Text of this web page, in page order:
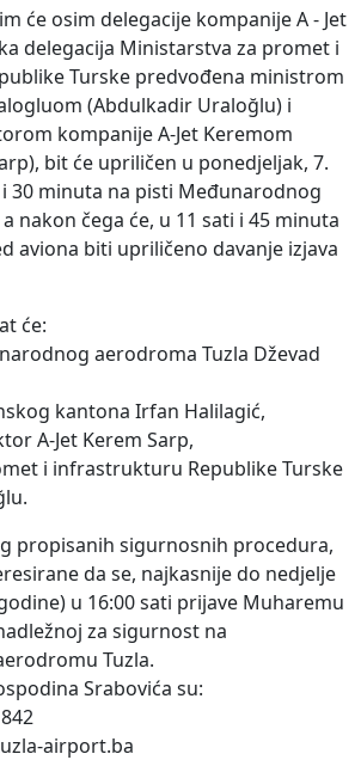
će osim delegacije kompanije A - Jet
delegacija Ministarstva za promet i
Turske predvođena ministrom
(Abdulkadir Uraloğlu) i
kompanije A-Jet Keremom
bit će upriličen u ponedjeljak, 7.
30 minuta na pisti Međunarodnog
nakon čega će, u 11 sati i 45 minuta
aviona biti upriličeno davanje izjava
će:
aerodroma Tuzla Dževad
kantona Irfan Halilagić,
A-Jet Kerem Sarp,
i infrastrukturu Republike Turske
propisanih sigurnosnih procedura,
da se, najkasnije do nedjelje
u 16:00 sati prijave Muharemu
za sigurnost na
Tuzla.
Srabovića su:
airport.ba